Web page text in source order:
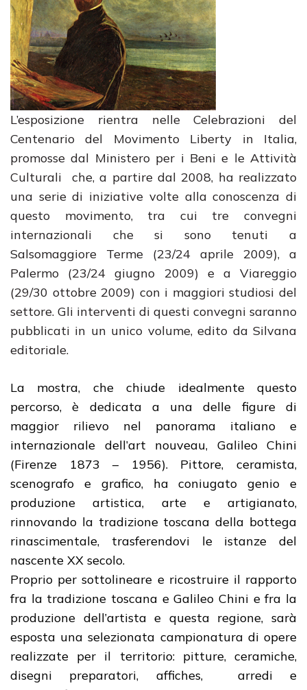
L’esposizione rientra nelle Celebrazioni del
Centenario del Movimento Liberty in Italia,
promosse dal Ministero per i Beni e le Attività
Culturali che, a partire dal 2008, ha realizzato
una serie di iniziative volte alla conoscenza di
questo movimento, tra cui tre convegni
internazionali che si sono tenuti a
Salsomaggiore Terme (23/24 aprile 2009), a
Palermo (23/24 giugno 2009) e a Viareggio
(29/30 ottobre 2009) con i maggiori studiosi del
settore. Gli interventi di questi convegni saranno
pubblicati in un unico volume, edito da Silvana
editoriale.
La mostra, che chiude idealmente questo
percorso, è dedicata a una delle figure di
maggior rilievo nel panorama italiano e
internazionale dell’art nouveau, Galileo Chini
(Firenze 1873 – 1956). Pittore, ceramista,
scenografo e grafico, ha coniugato genio e
produzione artistica, arte e artigianato,
rinnovando la tradizione toscana della bottega
rinascimentale, trasferendovi le istanze del
nascente XX secolo.
Proprio per sottolineare e ricostruire il rapporto
fra la tradizione toscana e Galileo Chini e fra la
produzione dell’artista e questa regione, sarà
esposta una selezionata campionatura di opere
realizzate per il territorio: pitture, ceramiche,
disegni preparatori, affiches, arredi e